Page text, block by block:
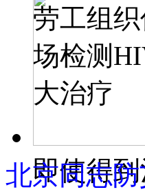
劳工组
场检测
大治疗
即使得到
北京同志